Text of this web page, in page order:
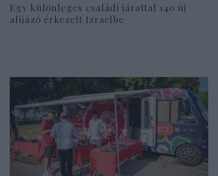
Egy különleges családi járattal 140 új
alijázó érkezett Izraelbe